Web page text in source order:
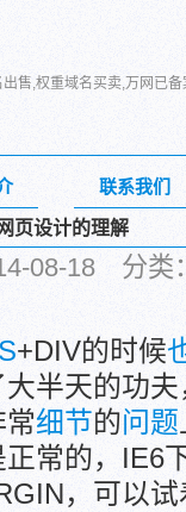
售,权重域名买卖,万网已
联系我们
页设计的理解
08-18 分
+DIV的时候
大半天的功
常细节的问题
的，IE6
，可以